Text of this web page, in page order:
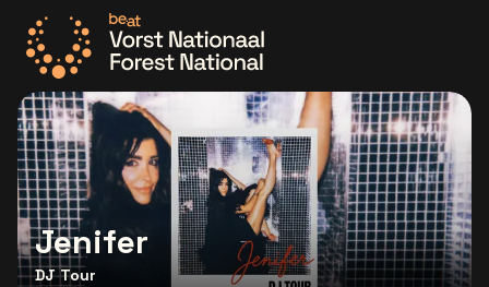
Ga naar de homepage
Jenifer
DJ Tour